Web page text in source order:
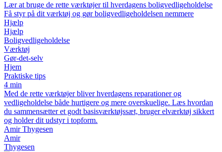
Lær at bruge de rette værktøjer til hverdagens boligvedligeholdelse
Få styr på dit værktøj og gør boligvedligeholdelsen nemmere
Hjælp
Hjælp
Boligvedligeholdelse
Værktøj
Gør-det-selv
Hjem
Praktiske tips
4 min
Med de rette værktøjer bliver hverdagens reparationer og
vedligeholdelse både hurtigere og mere overskuelige. Læs hvordan
du sammensætter et godt basisværktøjssæt, bruger elværktøj sikkert
og holder dit udstyr i topform.
Amir Thygesen
Amir
Thygesen